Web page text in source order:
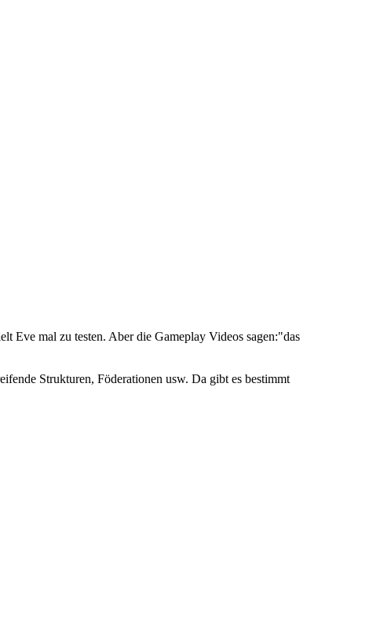
Eve mal zu testen. Aber die Gameplay Videos sagen:"das
Strukturen, Föderationen usw. Da gibt es bestimmt